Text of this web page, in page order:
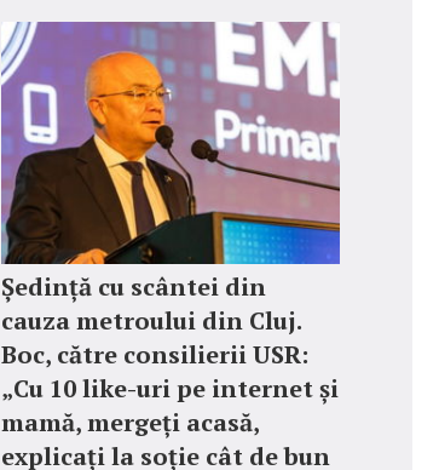
Ședință cu scântei din
cauza metroului din Cluj.
Boc, către consilierii USR:
„Cu 10 like-uri pe internet și
mamă, mergeți acasă,
explicați la soție cât de bun